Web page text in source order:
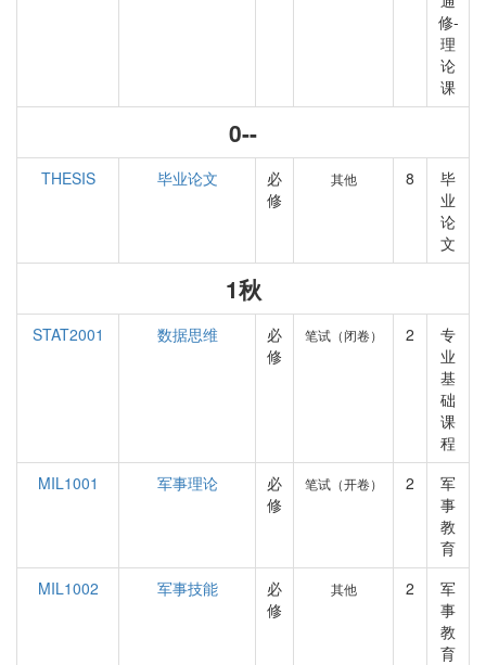
修-
理
论
课
0--
THESIS 毕业论文
必
修
其他 8
毕
业
论
文
1秋
STAT2001 数据思维
必
修
笔试（闭卷） 2
专
业
基
础
课
程
MIL1001
军事理论
必
修
笔试（开卷） 2
军
事
教
育
MIL1002
军事技能
必
修
其他 2
军
事
教
育